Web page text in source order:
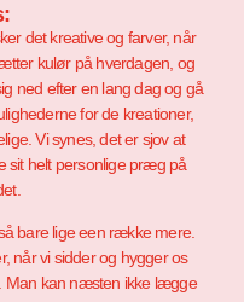
det kreative og farver, når
kulør på hverdagen, og
ned efter en lang dag og gå
for de kreationer,
Vi synes, det er sjov at
sit helt personlige præg på
bare lige een række mere.
når vi sidder og hygger os
Man kan næsten ikke lægge